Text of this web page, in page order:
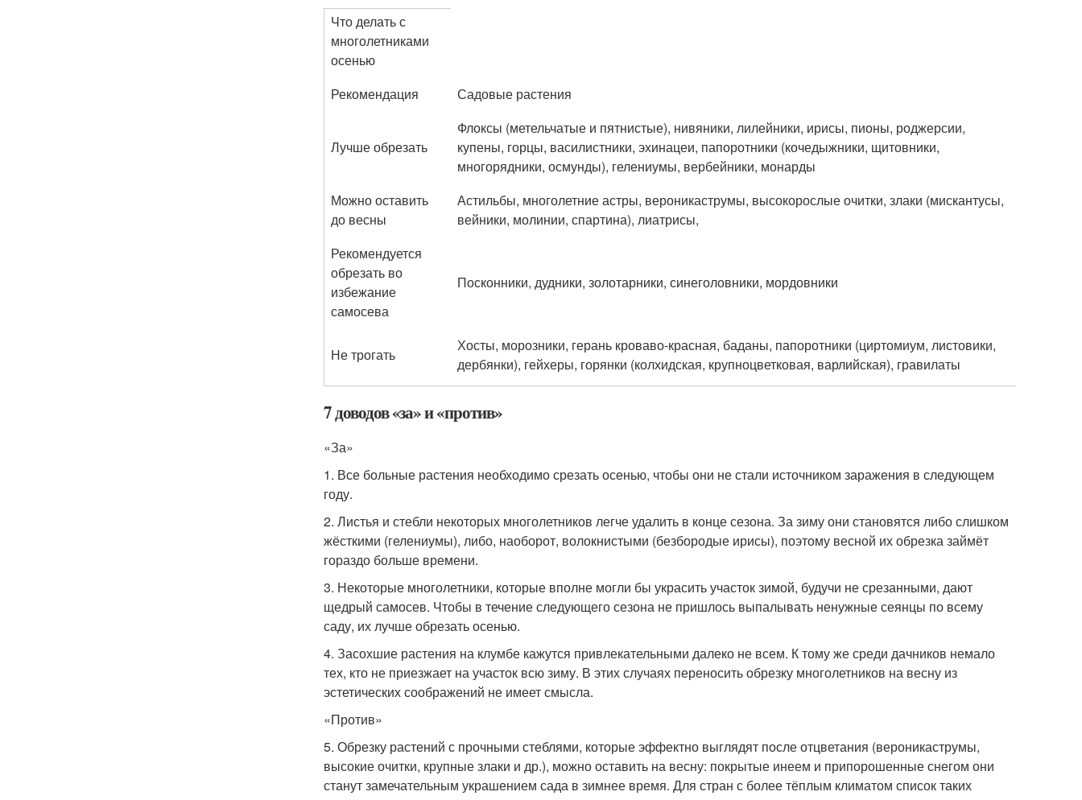
Что делать с
многолетниками
осенью
Рекомендация
Садовые растения
Лучше обрезать
Флоксы (метельчатые и пятнистые), нивяники, лилейники, ирисы, пионы, роджерсии,
купены, горцы, василистники, эхинацеи, папоротники (кочедыжники, щитовники,
многорядники, осмунды), гелениумы, вербейники, монарды
Можно оставить
до весны
Астильбы, многолетние астры, вероникаструмы, высокорослые очитки, злаки (мискантусы,
вейники, молинии, спартина), лиатрисы,
Рекомендуется
обрезать во
избежание
самосева
Посконники, дудники, золотарники, синеголовники, мордовники
Не трогать
Хосты, морозники, герань кроваво‑красная, баданы, папоротники (циртомиум, листовики,
дербянки), гейхеры, горянки (колхидская, крупноцветковая, варлийская), гравилаты
7 доводов «за» и «против»
«За»
1. Все больные растения необходимо срезать осенью, чтобы они не стали источником заражения в следующем
году.
2. Листья и стебли некоторых многолетников легче удалить в конце сезона. За зиму они становятся либо слишком
жёсткими (гелениумы), либо, наоборот, волокнистыми (безбородые ирисы), поэтому весной их обрезка займёт
гораздо больше времени.
3. Некоторые многолетники, которые вполне могли бы украсить участок зимой, будучи не срезанными, дают
щедрый самосев. Чтобы в течение следующего сезона не пришлось выпалывать ненужные сеянцы по всему
саду, их лучше обрезать осенью.
4. Засохшие растения на клумбе кажутся привлекательными далеко не всем. К тому же среди дачников немало
тех, кто не приезжает на участок всю зиму. В этих случаях переносить обрезку многолетников на весну из
эстетических соображений не имеет смысла.
«Против»
5. Обрезку растений с прочными стеблями, которые эффектно выглядят после отцветания (вероникаструмы,
высокие очитки, крупные злаки и др.), можно оставить на весну: покрытые инеем и припорошенные снегом они
станут замечательным украшением сада в зимнее время. Для стран с более тёплым климатом список таких